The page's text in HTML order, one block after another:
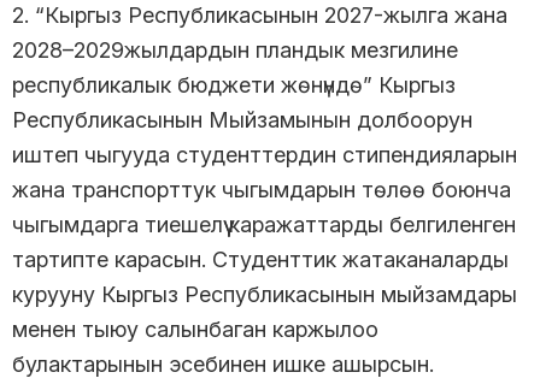
2. “Кыргыз Республикасынын 2027-жылга жана
2028–2029жылдардын пландык мезгилине
республикалык бюджети жөнүндө” Кыргыз
Республикасынын Мыйзамынын долбоорун
иштеп чыгууда студенттердин стипендияларын
жана транспорттук чыгымдарын төлөө боюнча
чыгымдарга тиешелүү каражаттарды белгиленген
тартипте карасын. Студенттик жатаканаларды
курууну Кыргыз Республикасынын мыйзамдары
менен тыюу салынбаган каржылоо
булактарынын эсебинен ишке ашырсын.